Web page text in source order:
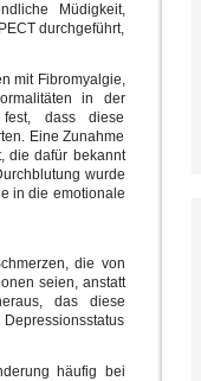
Müdigkeit,
durchgeführt,
mit Fibromyalgie,
in der
dass diese
Eine Zunahme
die dafür bekannt
wurde
in die emotionale
die von
seien, anstatt
das diese
häufig bei